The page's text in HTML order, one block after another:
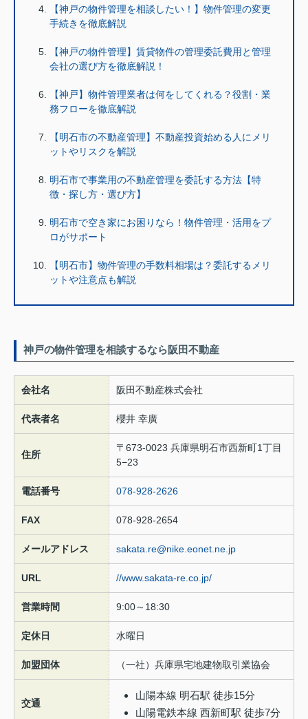
【神戸の物件管理を相談したい！】物件管理の変更
手続きを徹底解説
【神戸の物件管理】賃貸物件の管理委託費用と管理
会社の選び方を徹底解説！
【神戸】物件管理業者は何をしてくれる？役割・業
務フローを徹底解説
【明石市の不動産管理】不動産投資始める人にメリ
ットやリスクを解説
明石市で事業用の不動産管理を委託する方法【特
徴・探し方・選び方】
明石市で空き家にお困りなら！物件管理・活用をプ
ロがサポート
【明石市】物件管理の手数料相場は？委託するメリ
ットや注意点も解説
神戸の物件管理を相談するなら阪田不動産
会社名 阪田不動産株式会社
代表者名 櫻井 幸廣
住所
〒673-0023 兵庫県明石市西新町1丁目
5−23
電話番号 078-928-2626
FAX 078-928-2654
メールアドレス sakata.re@nike.eonet.ne.jp
URL //www.sakata-re.co.jp/
営業時間 9:00～18:30
定休日 水曜日
加盟団体 （一社）兵庫県宅地建物取引業協会
交通
山陽本線 明石駅 徒歩15分
山陽電鉄本線 西新町駅 徒歩7分